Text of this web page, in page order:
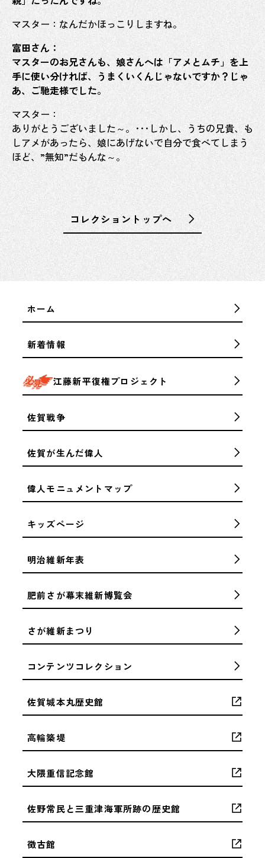
マスター：なんだかほっこりしますね。
富田さん：
マスターのお兄さんも、娘さんへは「アメとムチ」を上
手に使い分ければ、うまくいくんじゃないですか？じゃ
あ、ご馳走様でした。
マスター：
ありがとうございました～。･･･しかし、うちの兄貴、も
しアメがあったら、娘にあげないで自分で食べてしまう
ほど、”無知”だもんな～。
コレクショントップへ
ホーム
新着情報
江藤新平復権プロジェクト
佐賀戦争
佐賀が生んだ偉人
偉人モニュメントマップ
キッズページ
明治維新年表
肥前さが幕末維新博覧会
さが維新まつり
コンテンツコレクション
佐賀城本丸歴史館
高輪築堤
大隈重信記念館
佐野常民と三重津海軍所跡の歴史館
徴古館